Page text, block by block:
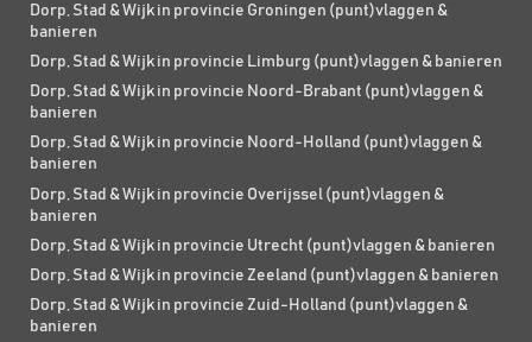
Dorp, Stad & Wijk in provincie Groningen (punt)vlaggen &
banieren
Dorp, Stad & Wijk in provincie Limburg (punt)vlaggen & banieren
Dorp, Stad & Wijk in provincie Noord-Brabant (punt)vlaggen &
banieren
Dorp, Stad & Wijk in provincie Noord-Holland (punt)vlaggen &
banieren
Dorp, Stad & Wijk in provincie Overijssel (punt)vlaggen &
banieren
Dorp, Stad & Wijk in provincie Utrecht (punt)vlaggen & banieren
Dorp, Stad & Wijk in provincie Zeeland (punt)vlaggen & banieren
Dorp, Stad & Wijk in provincie Zuid-Holland (punt)vlaggen &
banieren